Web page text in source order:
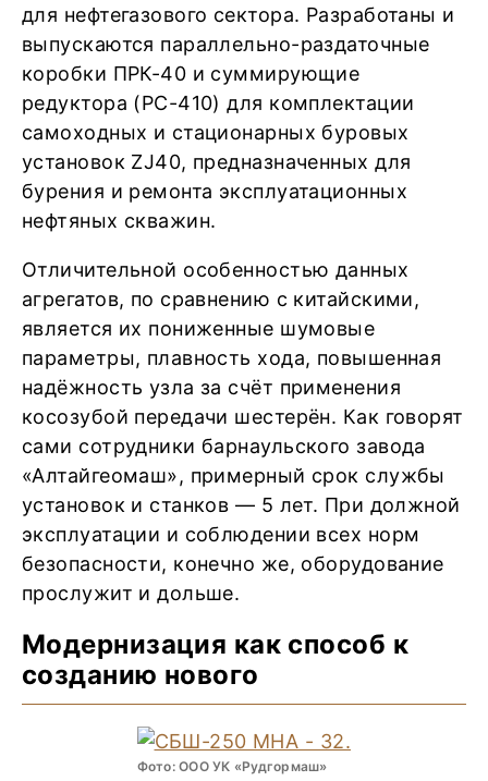
для нефтегазового сектора. Разработаны и
выпускаются параллельно-раздаточные
коробки ПРК-40 и суммирующие
редуктора (РС-410) для комплектации
самоходных и стационарных буровых
установок ZJ40, предназначенных для
бурения и ремонта эксплуатационных
нефтяных скважин.
Отличительной особенностью данных
агрегатов, по сравнению с китайскими,
является их пониженные шумовые
параметры, плавность хода, повышенная
надёжность узла за счёт применения
косозубой передачи шестерён. Как говорят
сами сотрудники барнаульского завода
«Алтайгеомаш», примерный срок службы
установок и станков — 5 лет. При должной
эксплуатации и соблюдении всех норм
безопасности, конечно же, оборудование
прослужит и дольше.
Модернизация как способ к
созданию нового
Фото: ООО УК «Рудгормаш»